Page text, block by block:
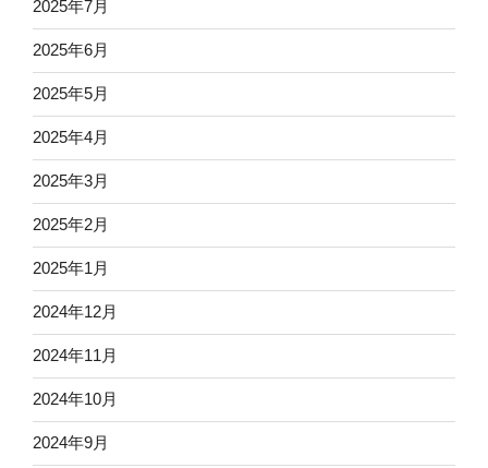
2025年7月
2025年6月
2025年5月
2025年4月
2025年3月
2025年2月
2025年1月
2024年12月
2024年11月
2024年10月
2024年9月